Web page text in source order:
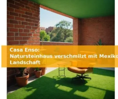
Casa Enso: Natursteinhaus
verschmilzt mit Mexikos
Landschaft